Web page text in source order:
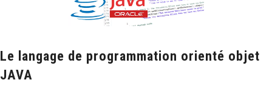
Qui sommes-nous ?
Le Mag
Le langage de programmation orienté objet
JAVA